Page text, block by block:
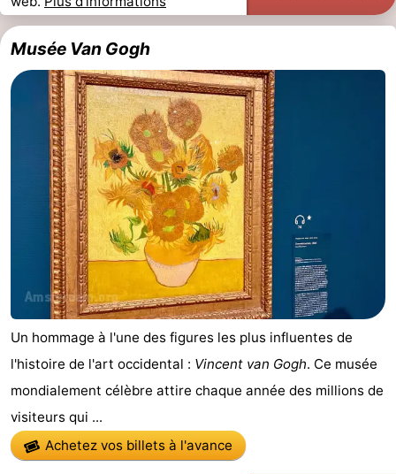
Musée Van Gogh
Un hommage à l'une des figures les plus influentes de
l'histoire de l'art occidental : Vincent van Gogh. Ce musée
mondialement célèbre attire chaque année des millions de
visiteurs qui ...
Achetez vos billets à l'avance